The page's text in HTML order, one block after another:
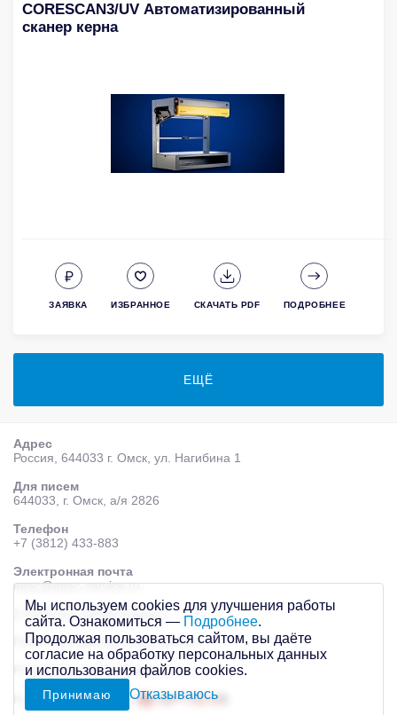
CORESCAN3/UV Автоматизированный
сканер керна
ЗАЯВКА ИЗБРАННОЕ СКАЧАТЬ PDF ПОДРОБНЕЕ
ЕЩЁ
Адрес
Россия, 644033 г. Омск, ул. Нагибина 1
Для писем
644033, г. Омск, а/я 2826
Телефон
+7 (3812) 433-883
Электронная почта
epac@epac-service.ru
© 2026 AО «ЭПАК-сервис»
Политика персональных данных
Разработка сайтаMahogany
Контекстная реклама
Мы используем cookies для улучшения работы
сайта. Ознакомиться — Подробнее.
Продолжая пользоваться сайтом, вы даёте
согласие на обработку персональных данных
и использования файлов cookies.
Принимаю Отказываюсь